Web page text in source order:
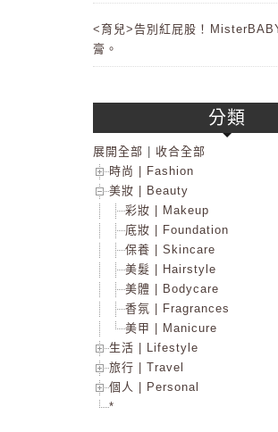
<育兒>告別紅屁股！
膏。
分類
展開全部
收合全部
時尚 | Fashion
美妝 | Beauty
彩妝 | Makeup
底妝 | Foundation
保養 | Skincare
美髮 | Hairstyle
美體 | Bodycare
香氛 | Fragrances
美甲 | Manicure
生活 | Lifestyle
旅行 | Travel
個人 | Personal
*